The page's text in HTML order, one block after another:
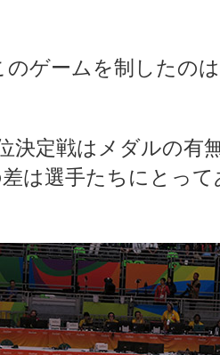
のゲームを制したの
決定戦はメダルの有
は選手たちにとっ